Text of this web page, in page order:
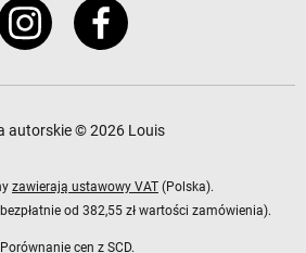
autorskie © 2026 Louis
zawierają ustawowy VAT (Polska).
od 382,55 zł wartości zamówienia).
Porównanie cen z SCD.